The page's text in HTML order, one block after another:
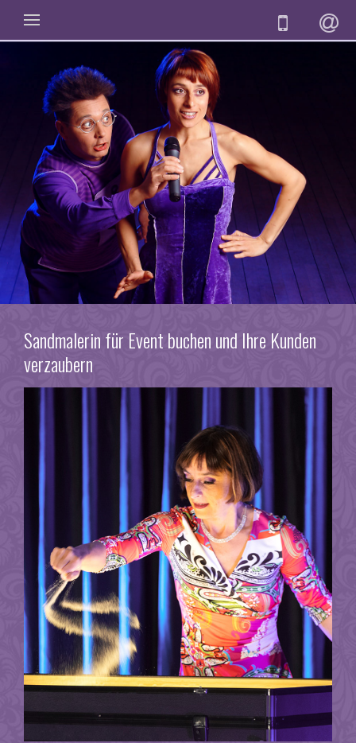
Sandmalerin für Event buchen und Ihre Kunden
verzaubern